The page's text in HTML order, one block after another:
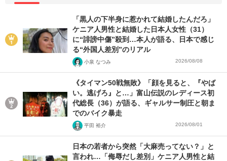
「黒人の下半身に惹かれて結婚したんだろ」
ケニア人男性と結婚した日本人女性（31）
に“誹謗中傷”殺到…本人が語る、日本で感じ
る“外国人差別”のリアル
小泉 なつみ 2026/08/08
《タイマン50戦無敗》「顔を見ると、『やば
い。逃げろ』と…」富山伝説のレディース初
代総長（36）が語る、ギャルサー制圧と朝ま
でのバイク暴走
平田 裕介 2026/08/01
日本の若者から突然「大麻売ってない？」と
言われ…「侮辱だし差別」ケニア人男性と結